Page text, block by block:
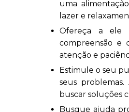
uma
lazer e
Ofereça a ele
compreensão e
atenção e
Estimule o seu
seus
buscar soluções
Busque ajuda